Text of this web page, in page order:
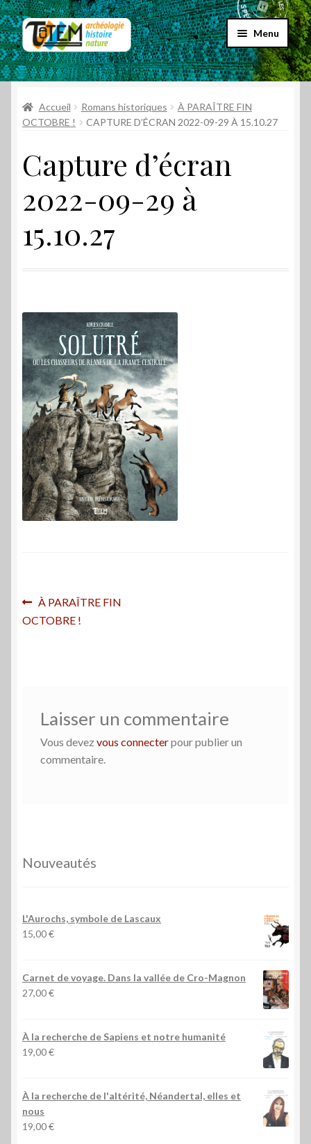
Aller
à
la
navigation
Aller
au
contenu
Menu
Accueil
Choix par genre
le
Promos
Accueil Romans historiques
À PARAÎTRE FIN
OCTOBRE !
CAPTURE D’ÉCRAN 2022-09-29 À 15.10.27
Capture d’écran
2022-09-29 à
15.10.27
Navigation
de
Article
précédent :
À PARAÎTRE FIN
OCTOBRE !
Laisser un commentaire
Vous devez vous connecterpour publier un
commentaire.
Nouveautés
L'Aurochs, symbole de Lascaux
15,00€
Carnet de voyage. Dans la vallée de Cro-Magnon
27,00€
À la recherche de Sapiens et notre humanité
19,00€
À la recherche de l'altérité, Néandertal, elles et
nous
19,00€